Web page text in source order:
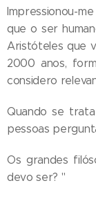
Impressionou-
que o ser
Aristóteles que
2000 anos,
considero
Quando se
pessoas
Os grandes
devo ser? "